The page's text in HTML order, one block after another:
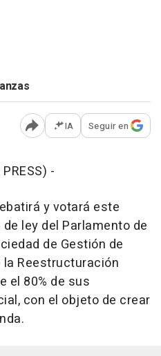
Abrir opciones para
IA Seguir en
-
y votará este
ley del Parlamento de
de Gestión de
Reestructuración
el 80% de sus
con el objeto de crear